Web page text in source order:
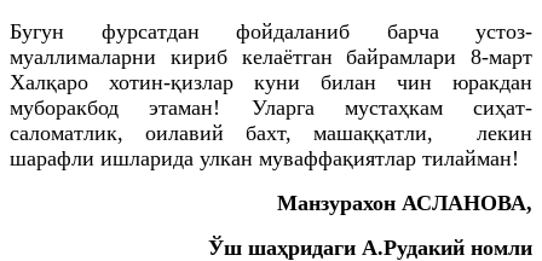
Бугун фурсатдан фойдаланиб барча устоз-
муаллималарни кириб келаётган байрамлари 8-март
Халқаро хотин-қизлар куни билан чин юракдан
муборакбод этаман! Уларга мустаҳкам сиҳат-
саломатлик, оилавий бахт, машаққатли, лекин
шарафли ишларида улкан муваффақиятлар тилайман!
Манзурахон АСЛАНОВА,
Ўш шаҳридаги А.Рудакий номли